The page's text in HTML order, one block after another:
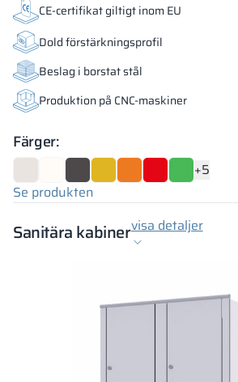
CE-certifikat giltigt inom EU
Dold förstärkningsprofil
Beslag i borstat stål
Produktion på CNC-maskiner
Färger:
+5
Se produkten
Sanitära kabinervisa detaljer